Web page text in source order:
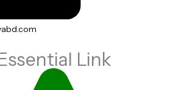
Link